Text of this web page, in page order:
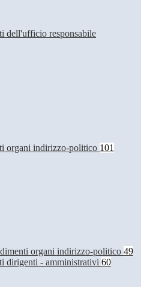
dell'ufficio responsabile
organi indirizzo-politico 101
organi indirizzo-politico 49
dirigenti - amministrativi 60